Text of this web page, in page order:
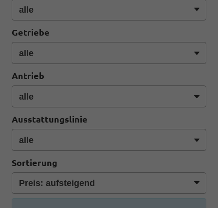
Getriebe
Antrieb
Ausstattungslinie
Sortierung